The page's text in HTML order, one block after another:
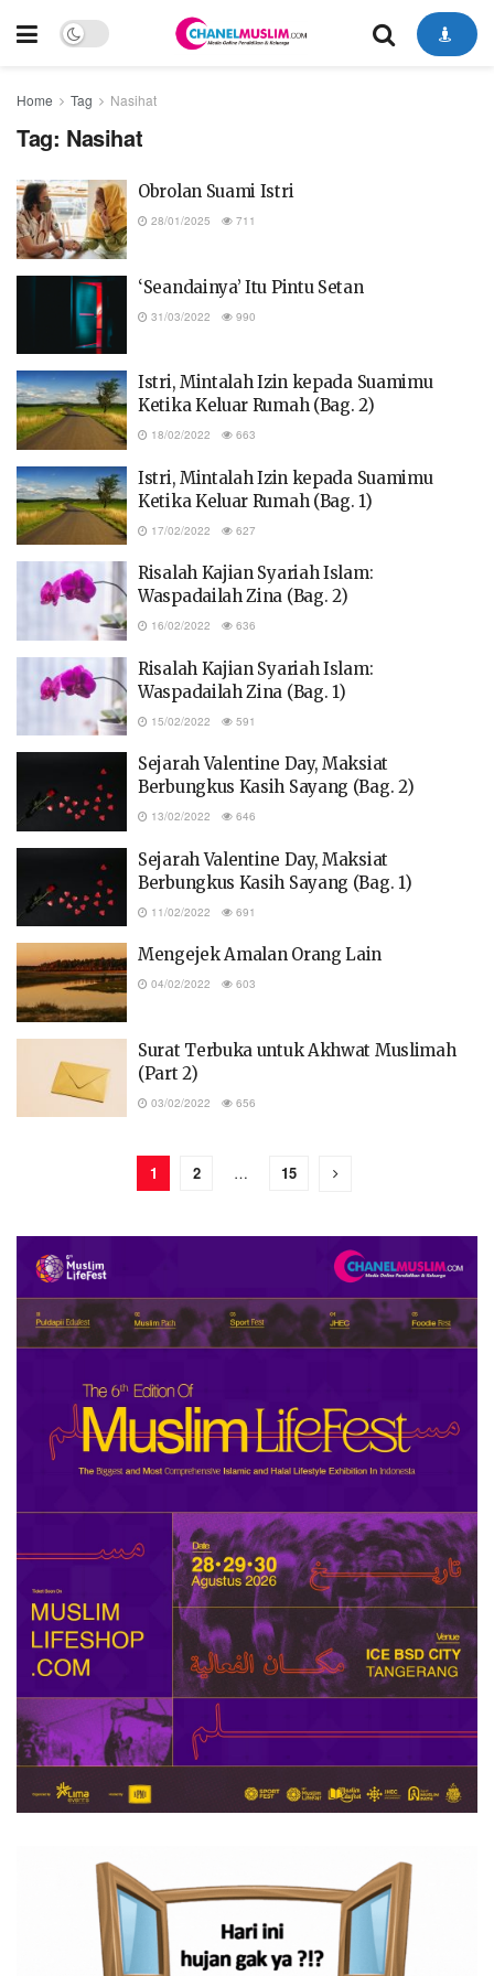
Home Tag Nasihat
Tag: Nasihat
Obrolan Suami Istri
28/01/2025 711
‘Seandainya’ Itu Pintu Setan
31/03/2022 990
Istri, Mintalah Izin kepada Suamimu
Ketika Keluar Rumah (Bag. 2)
18/02/2022 663
Istri, Mintalah Izin kepada Suamimu
Ketika Keluar Rumah (Bag. 1)
17/02/2022 627
Risalah Kajian Syariah Islam:
Waspadailah Zina (Bag. 2)
16/02/2022 636
Risalah Kajian Syariah Islam:
Waspadailah Zina (Bag. 1)
15/02/2022 591
Sejarah Valentine Day, Maksiat
Berbungkus Kasih Sayang (Bag. 2)
13/02/2022 646
Sejarah Valentine Day, Maksiat
Berbungkus Kasih Sayang (Bag. 1)
11/02/2022 691
Mengejek Amalan Orang Lain
04/02/2022 603
Surat Terbuka untuk Akhwat Muslimah
(Part 2)
03/02/2022 656
1 2 … 15